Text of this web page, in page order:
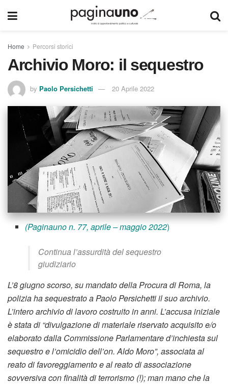
Home Percorsi storici
Archivio Moro: il sequestro
by Paolo Persichetti 20 Aprile 2022
(Paginauno n. 77, aprile – maggio 2022)
Continua l’assurdità del sequestro
giudiziario
L’8 giugno scorso, su mandato della Procura di Roma, la
polizia ha sequestrato a Paolo Persichetti il suo archivio.
L’intero archivio di lavoro costruito in anni. L’accusa iniziale
è stata di “divulgazione di materiale riservato acquisito e/o
elaborato dalla Commissione Parlamentare d’inchiesta sul
sequestro e l’omicidio dell’on. Aldo Moro”, associata al
reato di favoreggiamento e al reato di associazione
sovversiva con finalità di terrorismo (!); man mano che la